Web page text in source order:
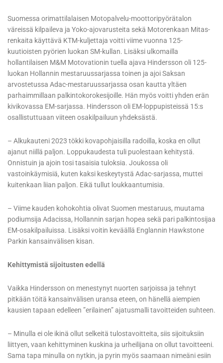
Suomessa orimattilalaisen Motopalvelu-moottoripyörätalon
väreissä kilpaileva ja Yoko-ajovarusteita sekä Motorenkaan Mitas-
renkaita käyttävä KTM-kuljettaja voitti viime vuonna 125-
kuutioisten pyörien luokan SM-kullan. Lisäksi ulkomailla
hollantilaisen M&M Motovationin tuella ajava Hindersson oli 125-
luokan Hollannin mestaruussarjassa toinen ja ajoi Saksan
arvostetussa Adac-mestaruussarjassa osan kautta yltäen
parhaimmillaan palkintokorokesijoille. Hän myös voitti yhden erän
kivikovassa EM-sarjassa. Hindersson oli EM-loppupisteissä 15:s
osallistuttuaan viiteen osakilpailuun yhdeksästä.
– Alkukauteni 2023 tökki kovapohjaisilla radoilla, koska en ollut
ajanut niillä paljon. Loppukaudesta tuli puolestaan kehitystä.
Onnistuin ja ajoin tosi tasaisia tuloksia. Joukossa oli
vastoinkäymisiä, kuten kaksi keskeytystä Adac-sarjassa, muttei
kuitenkaan liian paljon. Eikä tullut loukkaantumisia.
– Viime kauden kohokohtia olivat Suomen mestaruus, muutama
podiumsija Adacissa, Hollannin sarjan hopea sekä pari palkintosijaa
EM-osakilpailuissa. Lisäksi voitin keväällä Englannin Hawkstone
Parkin kansainvälisen kisan.
Kehittymistä sijoitusten edellä
Vaikka Hindersson on menestynyt nuorten sarjoissa ja tehnyt
pitkään töitä kansainvälisen uransa eteen, on hänellä aiempien
kausien tapaan edelleen ”erilainen” ajatusmalli tavoitteiden suhteen.
– Minulla ei ole ikinä ollut selkeitä tulostavoitteita, siis sijoituksiin
liittyen, vaan kehittyminen kuskina ja urheilijana on ollut tavoitteeni.
Sama tapa minulla on nytkin, ja pyrin myös saamaan nimeäni esiin